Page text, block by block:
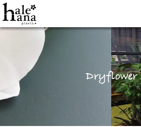
ホーム
オンラインストア
法人の方はこちらへ
Dryflower